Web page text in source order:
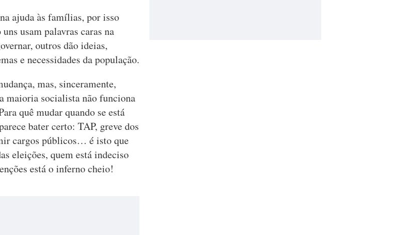
ajuda às famílias, por isso
usam palavras caras na
outros dão ideias,
e necessidades da população.
mas, sinceramente,
maioria socialista não funciona
quê mudar quando se está
bater certo: TAP, greve dos
cargos públicos… é isto que
eleições, quem está indeciso
está o inferno cheio!